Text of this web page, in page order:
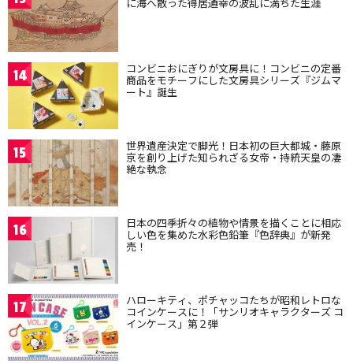
14 コンビニおにぎりが文房具に！コンビニの定番
商品をモチーフにした文房具シリーズ『ジムマ
ート』誕生
15 世界遺産決定で脚光！日本初の巨大都城・藤原
京を創り上げた知られざる女帝・持統天皇の凄
絶な執念
16 日本の四季折々の植物や情景を描くことに相応
しい色を集めた水彩色鉛筆『色辞典』が新発
売！
17 ハローキティ、ポチャッコたちが昭和レトロな
コインケースに！「サンリオキャラクターズ コ
インケース」第２弾